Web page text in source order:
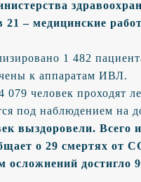
21 – медицинские
1 482
к аппаратам ИВЛ.
079 человек проходят
под наблюдением на
выздоровели. Всего
о 29 смертях от
осложнений достигло